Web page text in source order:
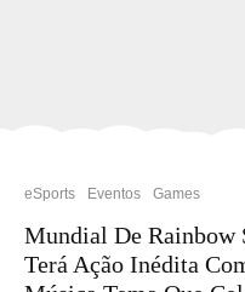
eSports Eventos Games
Mundial De Rainbow
Terá Ação Inédita